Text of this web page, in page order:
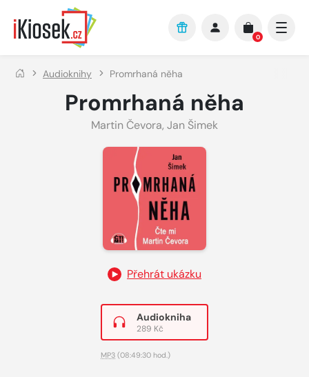
Přejít na hlavní obsah
0
Audioknihy Promrhaná něha
Promrhaná něha
Martin Čevora, Jan Šimek
Přehrát ukázku
Audiokniha
289 Kč
MP3 (08:49:30 hod.)